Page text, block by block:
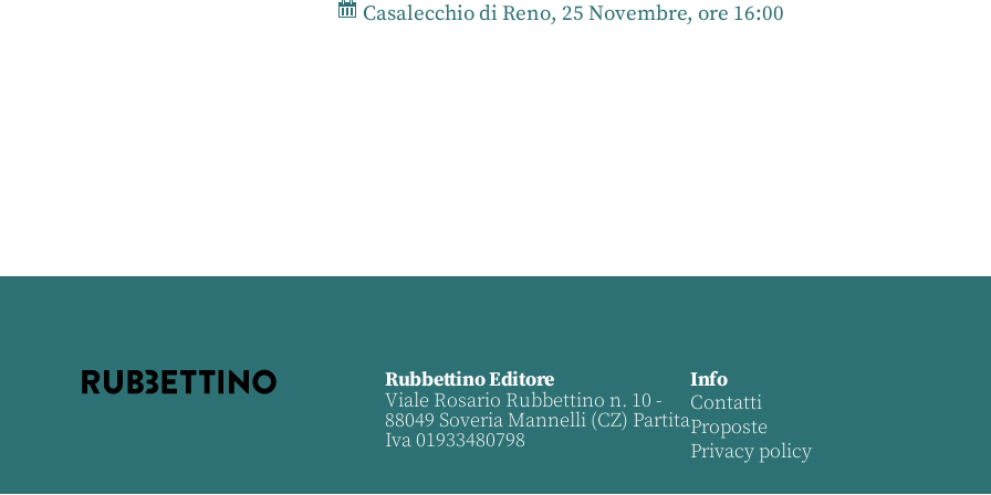
Casalecchio di Reno, 25 Novembre, ore 16:00
Rubbettino Editore
Viale Rosario Rubbettino n. 10 -
88049 Soveria Mannelli (CZ) Partita
Iva 01933480798
Info
Contatti
Proposte
Privacy policy